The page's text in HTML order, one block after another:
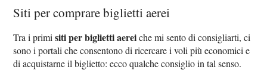
Siti per comprare biglietti aerei
Tra i primisiti per biglietti aereiche mi sento di consigliarti, ci
sono i portali che consentono di ricercare i voli più economici e
di acquistarne il biglietto: ecco qualche consiglio in tal senso.